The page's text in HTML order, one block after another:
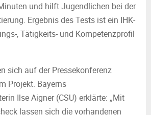
und hilft Jugendlichen bei der
Ergebnis des Tests ist ein IHK-
, Tätigkeits- und Kompetenzprofil
sich auf der Pressekonferenz
Projekt. Bayerns
Ilse Aigner (CSU) erklärte: „Mit
lassen sich die vorhandenen